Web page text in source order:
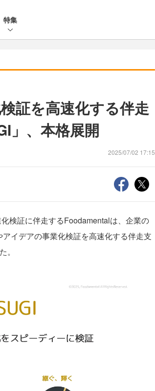
特集
証を高速化する伴走
」、本格展開
2025/07/02 17:15
検証に伴走するFoodamentalは、企業の
イデアの事業化検証を高速化する伴走支
。